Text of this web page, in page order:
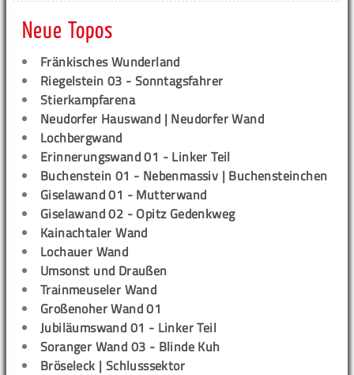
Neue Topos
Fränkisches Wunderland
Riegelstein 03 - Sonntagsfahrer
Stierkampfarena
Neudorfer Hauswand | Neudorfer Wand
Lochbergwand
Erinnerungswand 01 - Linker Teil
Buchenstein 01 - Nebenmassiv | Buchensteinchen
Giselawand 01 - Mutterwand
Giselawand 02 - Opitz Gedenkweg
Kainachtaler Wand
Lochauer Wand
Umsonst und Draußen
Trainmeuseler Wand
Großenoher Wand 01
Jubiläumswand 01 - Linker Teil
Soranger Wand 03 - Blinde Kuh
Bröseleck | Schlusssektor